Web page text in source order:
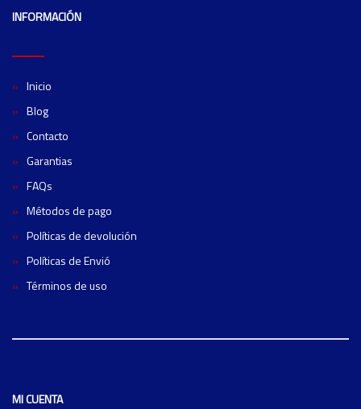
INFORMACIÓN
Inicio
Blog
Contacto
Garantias
FAQs
Métodos de pago
Políticas de devolución
Políticas de Envió
Términos de uso
MI CUENTA